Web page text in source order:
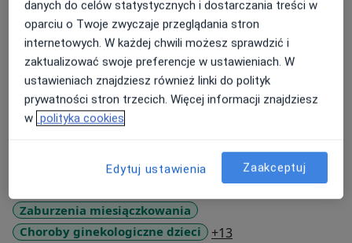
więcejO mnie
Zakres porad
Położnictwo i ginekologia
Ginekologia estetyczna
Główne obszary pomocy
Zespół policystycznych jajników (PCOS / PMOS)
Zaburzenia miesiączkowania
Choroby ginekologiczne dzieci
+13
danych do celów statystycznych i dostarczania treści w
oparciu o Twoje zwyczaje przeglądania stron
internetowych. W każdej chwili możesz sprawdzić i
zaktualizować swoje preferencje w ustawieniach. W
ustawieniach znajdziesz również linki do polityk
prywatności stron trzecich. Więcej informacji znajdziesz
w polityka cookies
Edytuj ustawienia Zaakceptuj